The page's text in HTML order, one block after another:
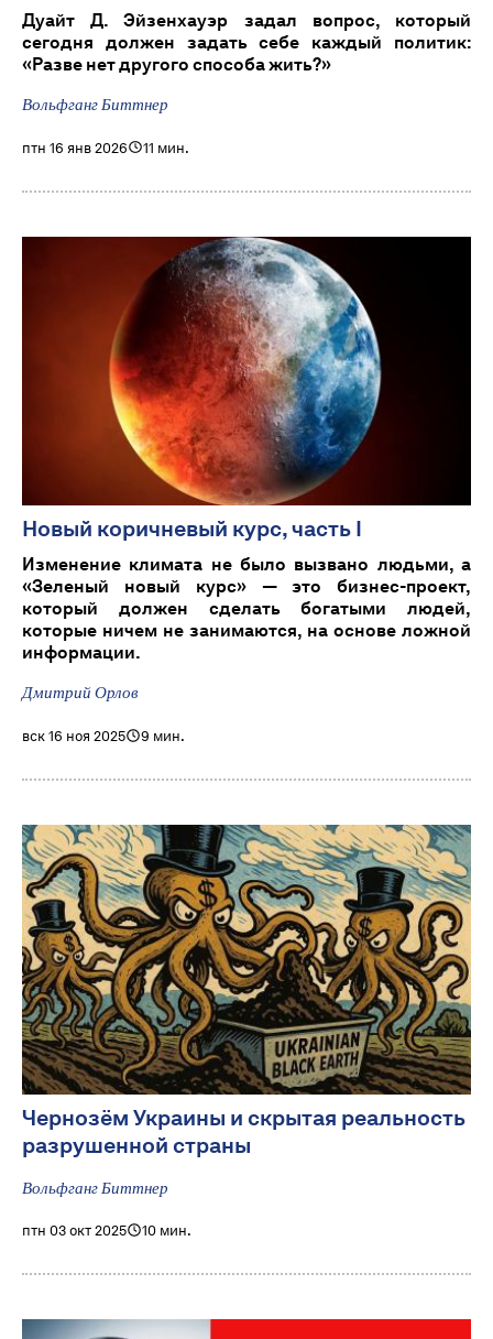
Дуайт Д. Эйзенхауэр задал вопрос, который
сегодня должен задать себе каждый политик:
«Разве нет другого способа жить?»
Вольфганг Биттнер
птн 16 янв 2026 11 мин.
Новый коричневый курс, часть I
Изменение климата не было вызвано людьми, а
«Зеленый новый курс» — это бизнес-проект,
который должен сделать богатыми людей,
которые ничем не занимаются, на основе ложной
информации.
Дмитрий Орлов
вск 16 ноя 2025 9 мин.
Чернозём Украины и скрытая реальность
разрушенной страны
Вольфганг Биттнер
птн 03 окт 2025 10 мин.